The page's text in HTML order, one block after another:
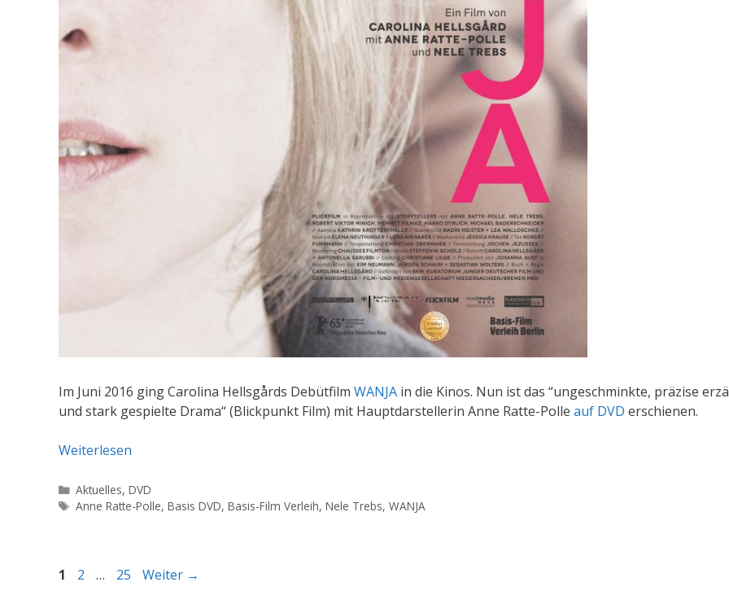
Im Juni 2016 ging Carolina Hellsgårds Debütfilm WANJA in die Kinos. Nun ist das “ungeschminkte, präzise
und stark gespielte Drama“ (Blickpunkt Film) mit Hauptdarstellerin Anne Ratte-Polle auf DVD erschienen.
Weiterlesen
Kategorien
Aktuelles,DVD
Schlagwörter
Anne Ratte-Polle,Basis DVD,Basis-Film Verleih,Nele Trebs,WANJA
Seite
1 Seite
2 … Seite
25 Weiter →